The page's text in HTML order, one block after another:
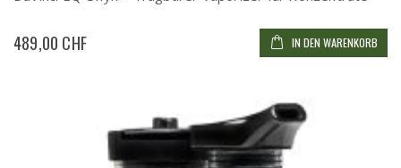
489,00 CHF IN DEN WARENKORB